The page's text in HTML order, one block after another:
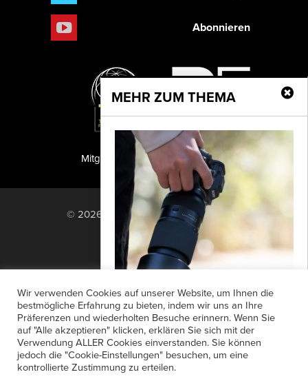
MEHR ZUM THEMA
Tamron
Der offizielle Verkaufsstart des
TAMRON 50-300mm F/4.5-6.3 Di III VC
Abonnieren
PF Publishing GmbH
Mitglied der TIPA
© 2026 PF Publishing GmbH. All rights
reserved.
Nach oben
Anzeigensuche
Shop
Zahlungsarten
Widerrufsbelehrung
Datenschutz
AGB
Newsletter-Anmeldung
Verträge hier kündigen
Mein Account
Wir verwenden Cookies auf unserer Website, um Ihnen die
bestmögliche Erfahrung zu bieten, indem wir uns an Ihre
Präferenzen und wiederholten Besuche erinnern. Wenn Sie
auf "Alle akzeptieren" klicken, erklären Sie sich mit der
Verwendung ALLER Cookies einverstanden. Sie können
jedoch die "Cookie-Einstellungen" besuchen, um eine
kontrollierte Zustimmung zu erteilen.